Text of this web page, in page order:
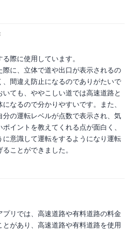
際に使用しています。
際に、立体で道や出口が表示されるの
、間違え防止になるのでありがたいで
いても、ややこしい道では高速道路と
なるので分かりやすいです。また、
分の運転レベルが点数で表示され、気
イントを教えてくれる点が面白く、
に意識して運転をするようになり運転
ことができました。
プリでは、高速道路や有料道路の料金
とがあり、高速道路や有料道路を使用